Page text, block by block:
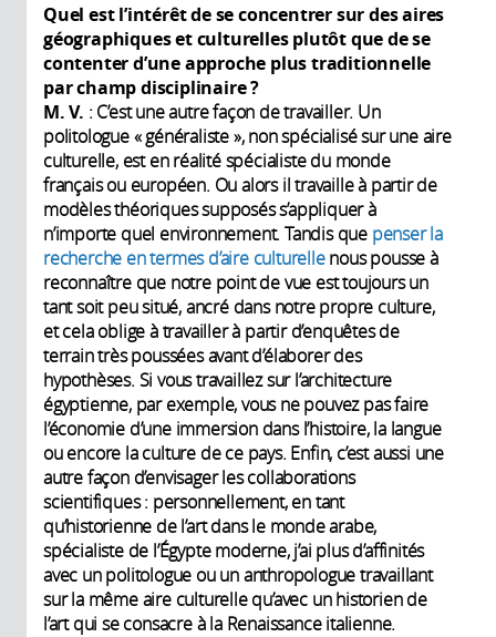
Quel est l’intérêt de se concentrer sur des aires
géographiques et culturelles plutôt que de se
contenter d’une approche plus traditionnelle
par champ disciplinaire?
M. V. : C’est une autre façon de travailler. Un
politologue « généraliste », non spécialisé sur une aire
culturelle, est en réalité spécialiste du monde
français ou européen. Ou alors il travaille à partir de
modèles théoriques supposés s’appliquer à
n’importe quel environnement. Tandis que penser la
recherche en termes d’aire culturellenous pousse à
reconnaître que notre point de vue est toujours un
tant soit peu situé, ancré dans notre propre culture,
et cela oblige à travailler à partir d’enquêtes de
terrain très poussées avant d’élaborer des
hypothèses. Si vous travaillez sur l’architecture
égyptienne, par exemple, vous ne pouvez pas faire
l’économie d’une immersion dans l’histoire, la langue
ou encore la culture de ce pays. Enfin, c’est aussi une
autre façon d’envisager les collaborations
scientifiques : personnellement, en tant
qu’historienne de l’art dans le monde arabe,
spécialiste de l’Égypte moderne, j’ai plus d’affinités
avec un politologue ou un anthropologue travaillant
sur la même aire culturelle qu’avec un historien de
l’art qui se consacre à la Renaissance italienne.